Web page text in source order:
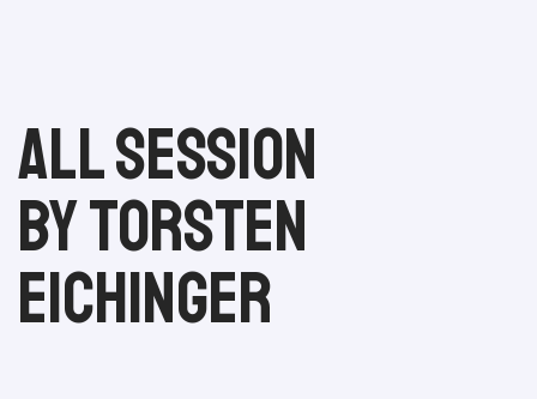
All session
by Torsten
Eichinger